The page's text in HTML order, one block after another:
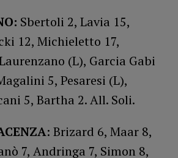
Sbertoli 2, Lavia 15,
12, Michieletto 17,
(L), Garcia Gabi
5, Pesaresi (L),
5, Bartha 2. All. Soli.
: Brizard 6, Maar 8,
7, Andringa 7, Simon 8,